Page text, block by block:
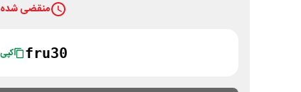
منقضی شده
fru30 کپی